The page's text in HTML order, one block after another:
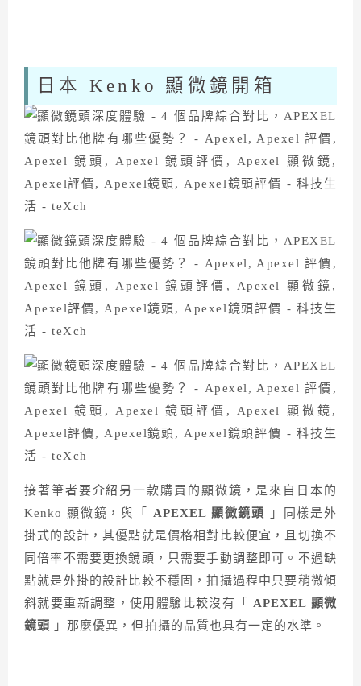
日本 Kenko 顯微鏡開箱
接著筆者要介紹另一款購買的顯微鏡，是來自日本的
Kenko 顯微鏡，與「
APEXEL 顯微鏡頭
」同樣是外
掛式的設計，其優點就是價格相對比較便宜，且切換不
同倍率不需要更換鏡頭，只需要手動調整即可。不過缺
點就是外掛的設計比較不穩固，拍攝過程中只要稍微傾
斜就要重新調整，使用體驗比較沒有「
APEXEL 顯微
鏡頭 」那麼優異，但拍攝的品質也具有一定的水準。